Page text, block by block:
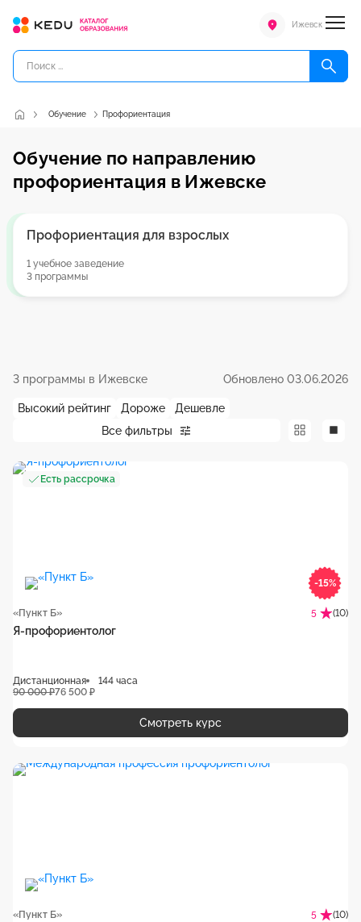
Ижевск
Обучение Профориентация
Обучение по направлению
профориентация в Ижевске
Профориентация для взрослых
1 учебное заведение
3 программы
3 программы в Ижевске Обновлено 03.06.2026
Все фильтры
Высокий рейтинг Дороже Дешевле
Есть рассрочка
-15%
«Пункт Б» 5 (10)
Я-профориентолог
Дистанционная
144 часа
90 000 ₽76 500 ₽
Смотреть курс
«Пункт Б» 5 (10)